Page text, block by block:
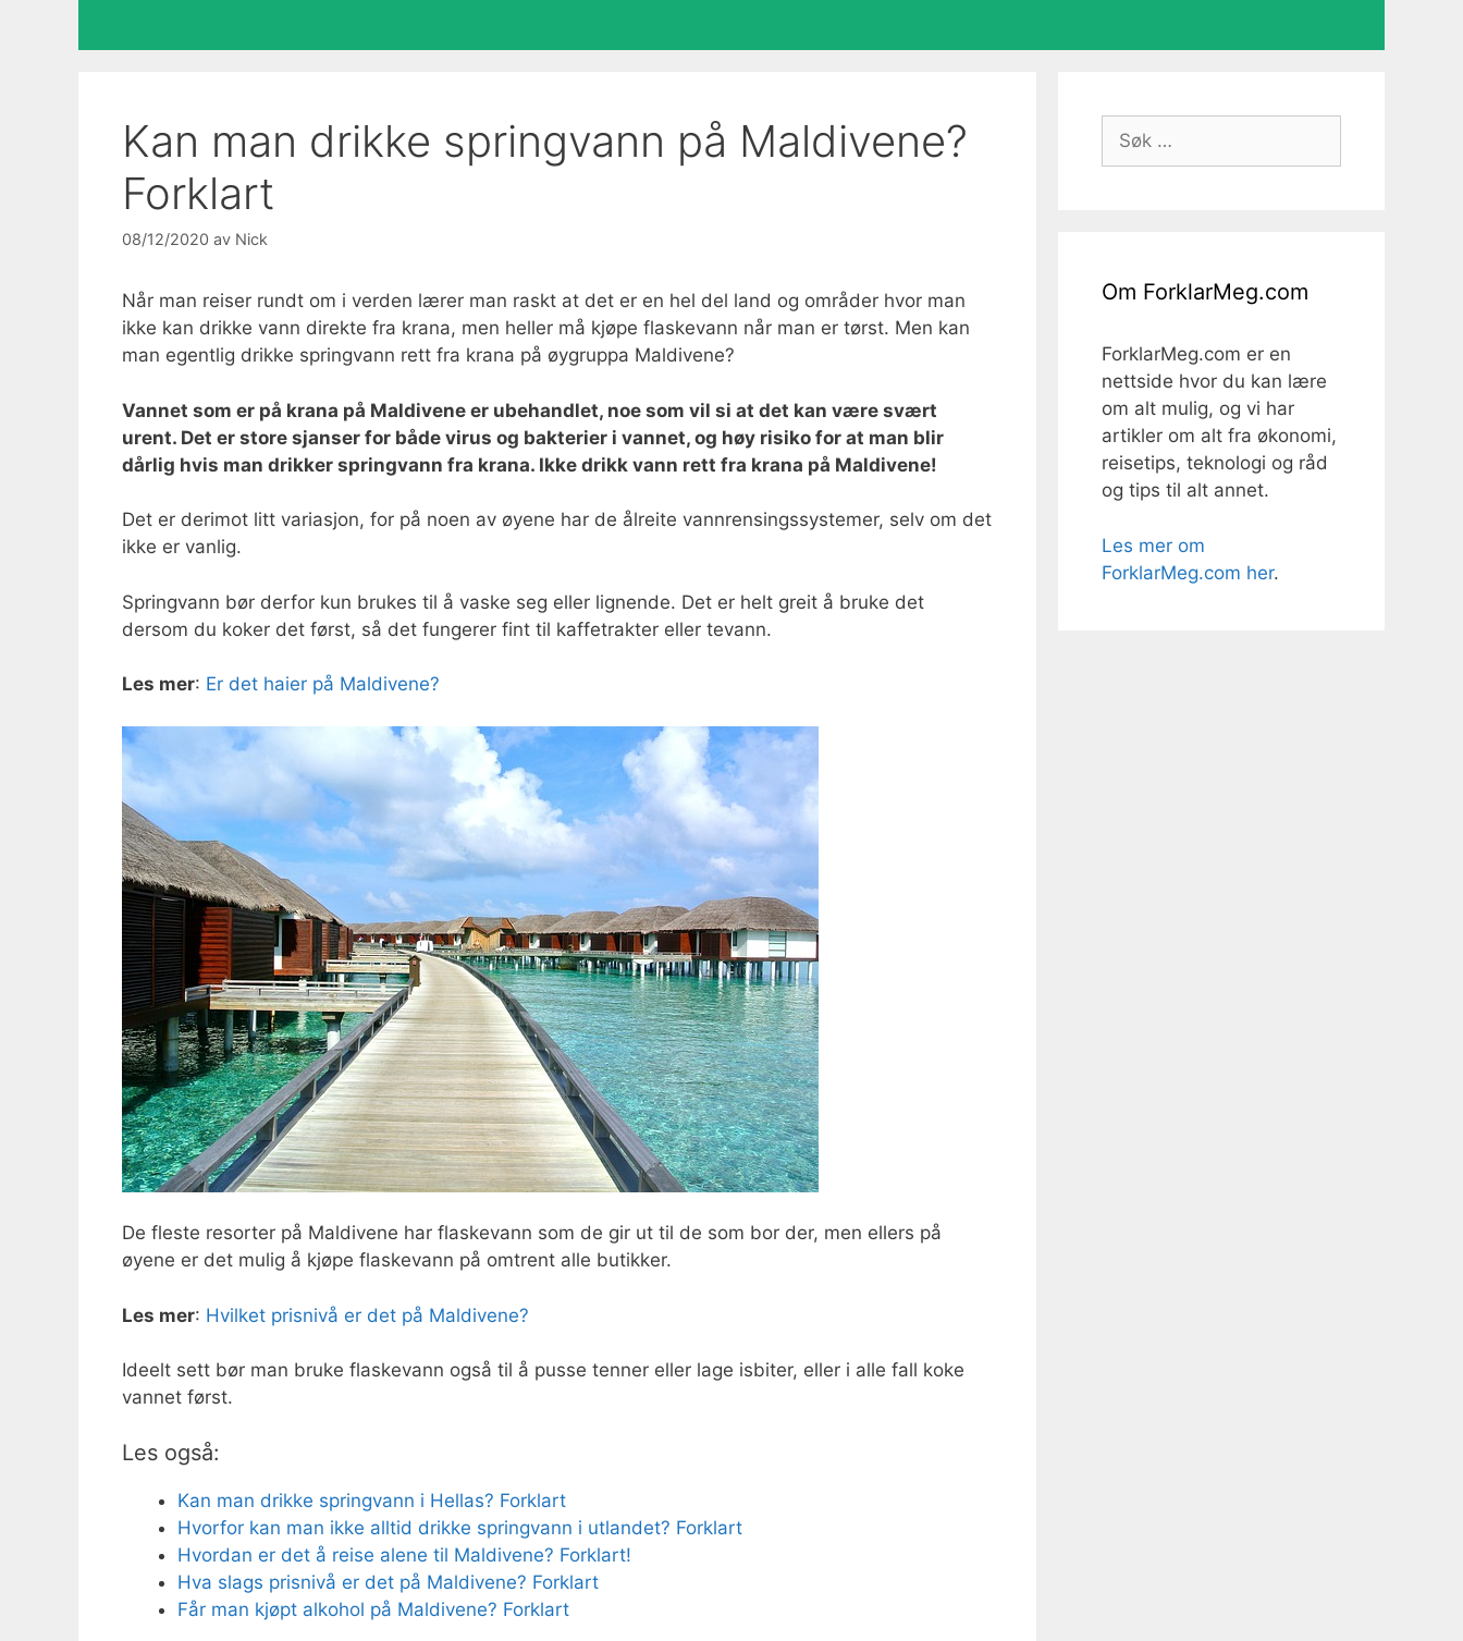
Kan man drikke springvann på Maldivene?
Forklart
08/12/2020 av Nick
Når man reiser rundt om i verden lærer man raskt at det er en hel del land og områder hvor man
ikke kan drikke vann direkte fra krana, men heller må kjøpe flaskevann når man er tørst. Men kan
man egentlig drikke springvann rett fra krana på øygruppa Maldivene?
Vannet som er på krana på Maldivene er ubehandlet, noe som vil si at det kan være svært
urent. Det er store sjanser for både virus og bakterier i vannet, og høy risiko for at man blir
dårlig hvis man drikker springvann fra krana. Ikke drikk vann rett fra krana på Maldivene!
Det er derimot litt variasjon, for på noen av øyene har de ålreite vannrensingssystemer, selv om det
ikke er vanlig.
Springvann bør derfor kun brukes til å vaske seg eller lignende. Det er helt greit å bruke det
dersom du koker det først, så det fungerer fint til kaffetrakter eller tevann.
Les mer: Er det haier på Maldivene?
De fleste resorter på Maldivene har flaskevann som de gir ut til de som bor der, men ellers på
øyene er det mulig å kjøpe flaskevann på omtrent alle butikker.
Les mer: Hvilket prisnivå er det på Maldivene?
Ideelt sett bør man bruke flaskevann også til å pusse tenner eller lage isbiter, eller i alle fall koke
vannet først.
Les også:
Kan man drikke springvann i Hellas? Forklart
Hvorfor kan man ikke alltid drikke springvann i utlandet? Forklart
Hvordan er det å reise alene til Maldivene? Forklart!
Hva slags prisnivå er det på Maldivene? Forklart
Får man kjøpt alkohol på Maldivene? Forklart
Søk
etter:
Om ForklarMeg.com
ForklarMeg.com er en
nettside hvor du kan lære
om alt mulig, og vi har
artikler om alt fra økonomi,
reisetips, teknologi og råd
og tips til alt annet.
Les mer om
ForklarMeg.com her.